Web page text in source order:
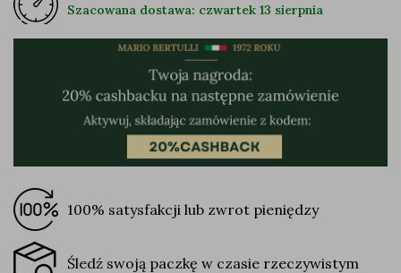
Szacowana dostawa: czwartek 13 sierpnia
100% satysfakcji lub zwrot pieniędzy
Śledź swoją paczkę w czasie rzeczywistym